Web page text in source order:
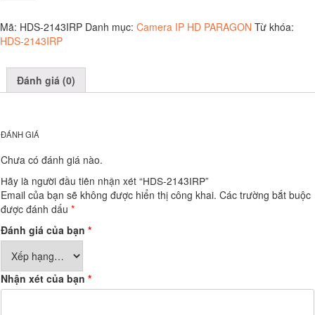
lượng
Mã: HDS-2143IRP Danh mục: Camera IP HD PARAGON Từ khóa:
HDS-2143IRP
Đánh giá (0)
ĐÁNH GIÁ
Chưa có đánh giá nào.
Hãy là người đầu tiên nhận xét “HDS-2143IRP”
Email của bạn sẽ không được hiển thị công khai. Các trường bắt buộc
được đánh dấu *
Đánh giá của bạn *
Nhận xét của bạn *